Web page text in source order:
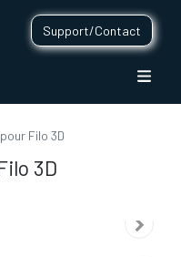
Support/Contact
Filo 3D
3D